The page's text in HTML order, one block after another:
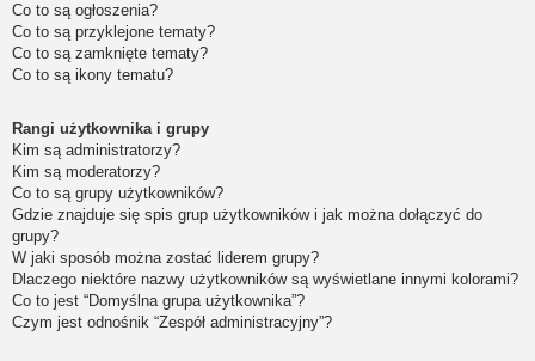
Co to są ogłoszenia?
Co to są przyklejone tematy?
Co to są zamknięte tematy?
Co to są ikony tematu?
Rangi użytkownika i grupy
Kim są administratorzy?
Kim są moderatorzy?
Co to są grupy użytkowników?
Gdzie znajduje się spis grup użytkowników i jak można dołączyć do
grupy?
W jaki sposób można zostać liderem grupy?
Dlaczego niektóre nazwy użytkowników są wyświetlane innymi kolorami?
Co to jest “Domyślna grupa użytkownika”?
Czym jest odnośnik “Zespół administracyjny”?